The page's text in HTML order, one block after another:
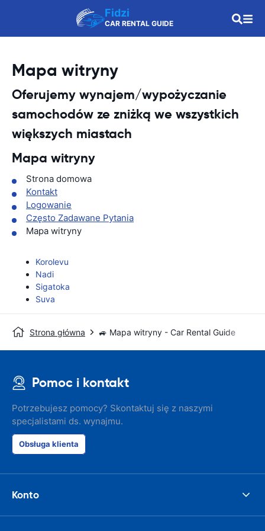
Fidzi
CAR RENTAL GUIDE
Mapa witryny
Oferujemy wynajem/wypożyczanie
samochodów ze zniżką we wszystkich
większych miastach
Mapa witryny
Strona domowa
Kontakt
Logowanie
Często Zadawane Pytania
Mapa witryny
Korolevu
Nadi
Sigatoka
Suva
Strona główna 🚙 Mapa witryny - Car Rental Guide
Pomoc i kontakt
Potrzebujesz pomocy? Skontaktuj się z naszymi
specjalistami ds. wynajmu.
Obsługa klienta
Konto